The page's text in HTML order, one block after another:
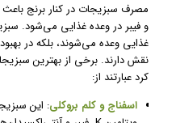
مصرف سبزیجات در کنار برنج باعث
و فیبر در وعده غذایی می‌شود.
غذایی وعده می‌شوند، بلکه در
نقش دارند. برخی از بهترین
کرد عبارتند از:
اسفناج و کلم بروکلی